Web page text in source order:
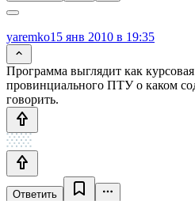
yaremko15 янв 2010 в 19:35
Программа выглядит как курсовая
провинциального ПТУ о каком
говорить.
Ответить